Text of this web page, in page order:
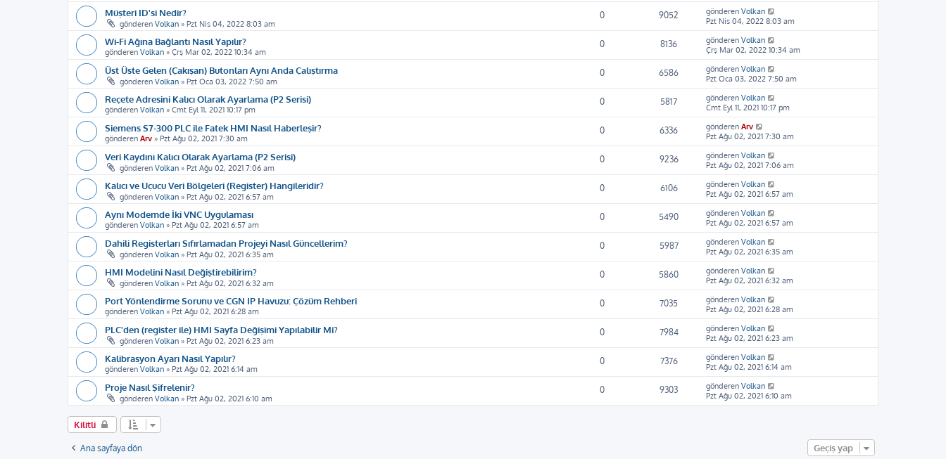
Müşteri ID'si Nedir?
gönderen Volkan » Pzt Nis 04, 2022 8:03 am
0 9052 gönderen Volkan
Pzt Nis 04, 2022 8:03 am
Wi-Fi Ağına Bağlantı Nasıl Yapılır?
gönderen Volkan » Çrş Mar 02, 2022 10:34 am
0 8136 gönderen Volkan
Çrş Mar 02, 2022 10:34 am
Üst Üste Gelen (Çakışan) Butonları Aynı Anda Çalıştırma
gönderen Volkan » Pzt Oca 03, 2022 7:50 am
0 6586 gönderen Volkan
Pzt Oca 03, 2022 7:50 am
Reçete Adresini Kalıcı Olarak Ayarlama (P2 Serisi)
gönderen Volkan » Cmt Eyl 11, 2021 10:17 pm
0 5817 gönderen Volkan
Cmt Eyl 11, 2021 10:17 pm
Siemens S7-300 PLC ile Fatek HMI Nasıl Haberleşir?
gönderen Arv » Pzt Ağu 02, 2021 7:30 am
0 6336 gönderen Arv
Pzt Ağu 02, 2021 7:30 am
Veri Kaydını Kalıcı Olarak Ayarlama (P2 Serisi)
gönderen Volkan » Pzt Ağu 02, 2021 7:06 am
0 9236 gönderen Volkan
Pzt Ağu 02, 2021 7:06 am
Kalıcı ve Uçucu Veri Bölgeleri (Register) Hangileridir?
gönderen Volkan » Pzt Ağu 02, 2021 6:57 am
0 6106 gönderen Volkan
Pzt Ağu 02, 2021 6:57 am
Aynı Modemde İki VNC Uygulaması
gönderen Volkan » Pzt Ağu 02, 2021 6:57 am
0 5490 gönderen Volkan
Pzt Ağu 02, 2021 6:57 am
Dahili Registerları Sıfırlamadan Projeyi Nasıl Güncellerim?
gönderen Volkan » Pzt Ağu 02, 2021 6:35 am
0 5987 gönderen Volkan
Pzt Ağu 02, 2021 6:35 am
HMI Modelini Nasıl Değiştirebilirim?
gönderen Volkan » Pzt Ağu 02, 2021 6:32 am
0 5860 gönderen Volkan
Pzt Ağu 02, 2021 6:32 am
Port Yönlendirme Sorunu ve CGN IP Havuzu: Çözüm Rehberi
gönderen Volkan » Pzt Ağu 02, 2021 6:28 am
0 7035 gönderen Volkan
Pzt Ağu 02, 2021 6:28 am
PLC'den (register ile) HMI Sayfa Değişimi Yapılabilir Mi?
gönderen Volkan » Pzt Ağu 02, 2021 6:23 am
0 7984 gönderen Volkan
Pzt Ağu 02, 2021 6:23 am
Kalibrasyon Ayarı Nasıl Yapılır?
gönderen Volkan » Pzt Ağu 02, 2021 6:14 am
0 7376 gönderen Volkan
Pzt Ağu 02, 2021 6:14 am
Proje Nasıl Şifrelenir?
gönderen Volkan » Pzt Ağu 02, 2021 6:10 am
0 9303 gönderen Volkan
Pzt Ağu 02, 2021 6:10 am
Kilitli
Ana sayfaya dön Geçiş yap